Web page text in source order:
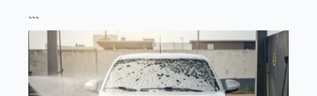
```